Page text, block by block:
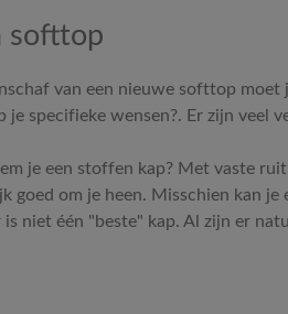
softtop
van een nieuwe softtop
specifieke wensen?. Er zijn veel
je een stoffen kap? Met vaste
goed om je heen. Misschien kan
is niet één "beste" kap. Al zijn er